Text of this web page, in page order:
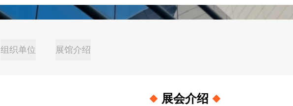
组织单位 展馆介绍
展会介绍